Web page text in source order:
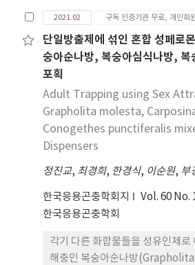
만, 일 평균 산란수는 후지에서 높
결과 홍로 잎에서 점박이응애의
나타났다. 이상의 결과는 사과원에
박이응애 발생 양상의 차이를 설명
류 관리 전략 개발에 기초 자료가
2021.02 구독 인증기관 무료, 개인회
단일방출제에 섞인 혼합 성페로
숭아순나방, 복숭아심식나방, 복
포획
Adult Trapping using Sex
Grapholita molesta,
Conogethes punctiferalis
Dispensers
정진교, 최경희, 한경식, 이순원, 부
한국응용곤충학회지 Vol. 60 No.
한국응용곤충학회
각기 다른 화합물들을 성유인제로
해충인 복숭아순나방